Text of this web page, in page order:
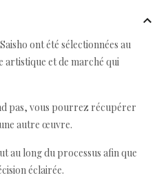
ont été sélectionnées au
artistique et de marché qui
pas, vous pourrez récupérer
autre œuvre.
au long du processus afin que
éclairée.